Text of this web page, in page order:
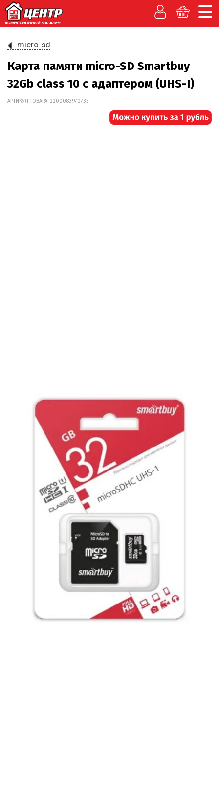
micro-sd
Карта памяти micro-SD Smartbuy
32Gb class 10 с адаптером (UHS-I)
АРТИКУЛ ТОВАРА: 2200083970735